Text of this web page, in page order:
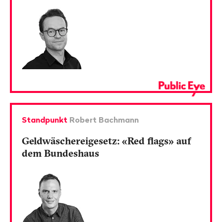
Standpunkt Robert Bachmann
Geldwäschereigesetz: «Red flags» auf
dem Bundes­haus